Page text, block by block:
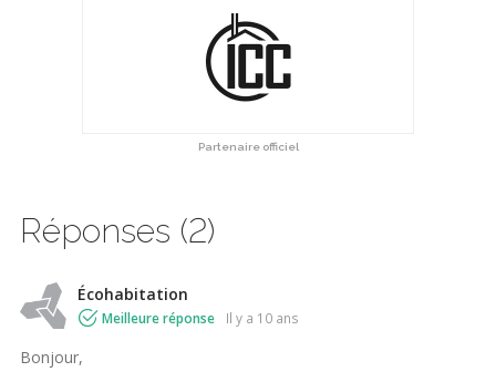
Partenaire officiel
Réponses (2)
Écohabitation
Meilleure réponse il y a 10 ans
Bonjour,